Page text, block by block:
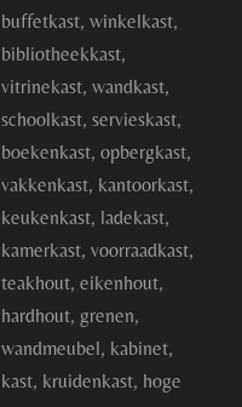
buffetkast, winkelkast,
bibliotheekkast,
vitrinekast, wandkast,
schoolkast, servieskast,
boekenkast, opbergkast,
vakkenkast, kantoorkast,
keukenkast, ladekast,
kamerkast, voorraadkast,
teakhout, eikenhout,
hardhout, grenen,
wandmeubel, kabinet,
kast, kruidenkast, hoge